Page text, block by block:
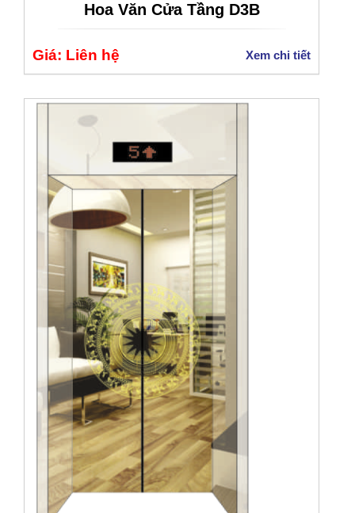
Hoa Văn Cửa Tầng D3B
Giá: Liên hệ Xem chi tiết